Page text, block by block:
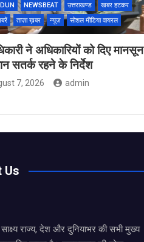
NEWSBEAT उत्तराखण्ड
खबर हटकर
ताज़ा ख़बर न्यूज़ सोशल मीडिया वायरल
ने अधिकारियों को दिए मानसून
सतर्क रहने के निर्देश
7, 2026 admin
Us
राज्य, देश और दुनियाभर की सभी मुख्य